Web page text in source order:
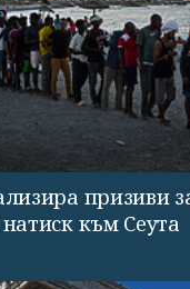
призиви
към Сеута